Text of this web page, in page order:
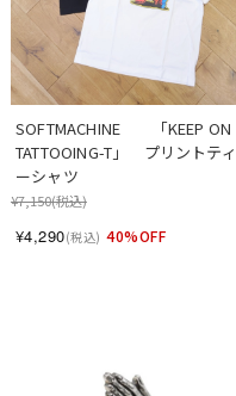
SOFTMACHINE　　「KEEP ON
TATTOOING-T」　プリントティ
ーシャツ
¥7,150(税込)
¥4,290(税込) 40%OFF